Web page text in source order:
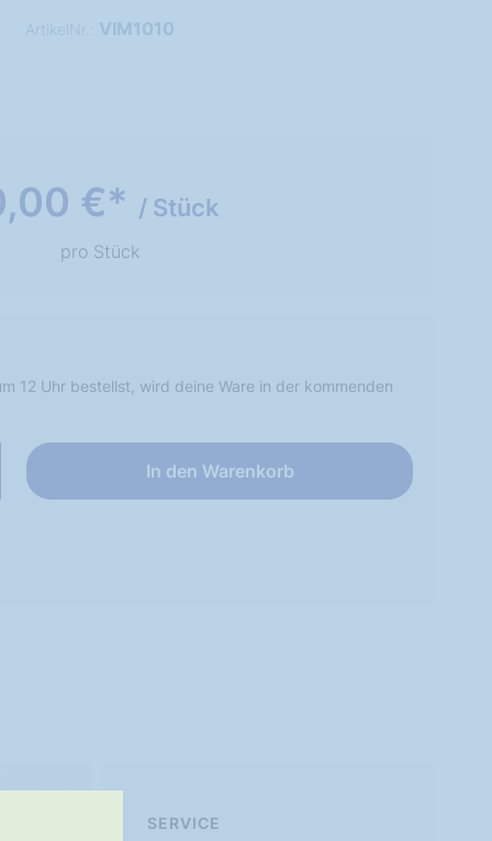
ArtikelNr.: VIM1010
€* / Stück
pro Stück
12 Uhr bestellst, wird deine Ware in der kommenden
In den Warenkorb
SERVICE